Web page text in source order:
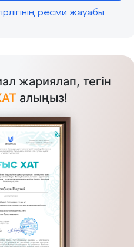
ресми жауабы
жариялап, тегін
алыңыз!